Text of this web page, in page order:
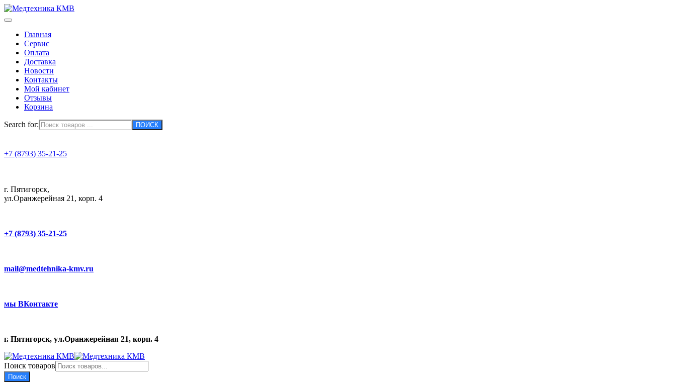
Главная
Сервис
Оплата
Доставка
Новости
Контакты
Мой кабинет
Отзывы
Корзина
Search for:
+7 (8793) 35-21-25
г. Пятигорск,
ул.Оранжерейная 21, корп. 4
+7 (8793) 35-21-25
mail@medtehnika-kmv.ru
мы ВКонтакте
г. Пятигорск, ул.Оранжерейная 21, корп. 4
Поиск товаров
Поиск